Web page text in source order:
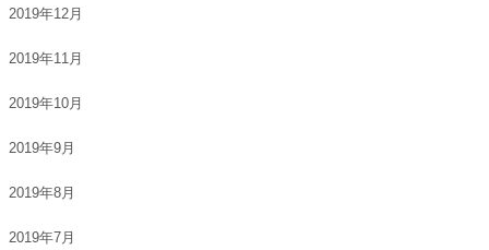
2019年12月
2019年11月
2019年10月
2019年9月
2019年8月
2019年7月